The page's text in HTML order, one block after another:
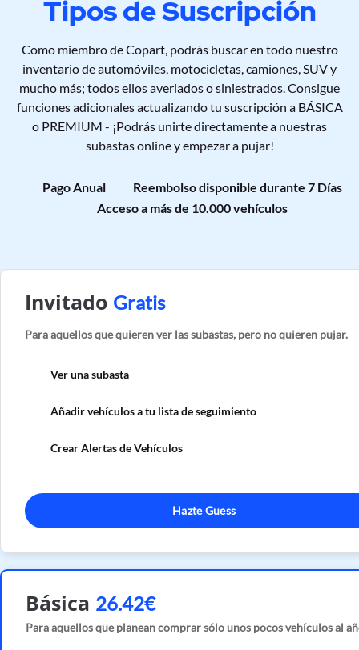
Tipos de Suscripción
Como miembro de Copart, podrás buscar en todo nuestro
inventario de automóviles, motocicletas, camiones, SUV y
mucho más; todos ellos averiados o siniestrados. Consigue
funciones adicionales actualizando tu suscripción a BÁSICA
o PREMIUM - ¡Podrás unirte directamente a nuestras
subastas online y empezar a pujar!
Pago Anual
Reembolso disponible durante 7 Días
Acceso a más de 10.000 vehículos
Invitado Gratis
Para aquellos que quieren ver las subastas, pero no quieren pujar.
Ver una subasta
Añadir vehículos a tu lista de seguimiento
Crear Alertas de Vehículos
Hazte Guess
Básica 26.42€
Para aquellos que planean comprar sólo unos pocos vehículos al